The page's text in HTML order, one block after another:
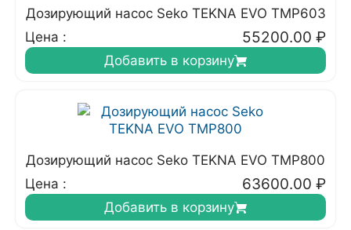
Дозирующий насос Seko TEKNA EVO TMP603
Цена :
55200.00 ₽
Добавить в корзину
Дозирующий насос Seko TEKNA EVO TMP800
Цена :
63600.00 ₽
Добавить в корзину